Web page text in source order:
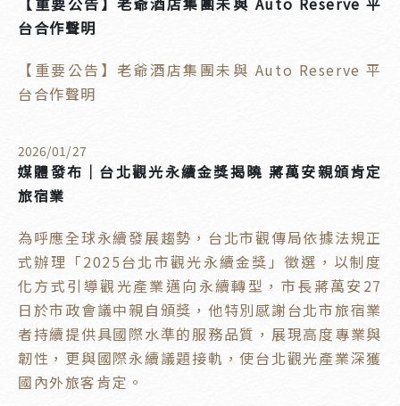
台合作聲明
【重要公告】老爺酒店集團未與 Auto Reserve 平
台合作聲明
2026/01 /27
媒體發布｜台北觀光永續金獎揭曉 蔣萬安親頒肯定
旅宿業
為呼應全球永續發展趨勢，台北市觀傳局依據法規正
式辦理「2025台北市觀光永續金獎」徵選，以制度
化方式引導觀光產業邁向永續轉型，市長蔣萬安27
日於市政會議中親自頒獎，他特別感謝台北市旅宿業
者持續提供具國際水準的服務品質，展現高度專業與
韌性，更與國際永續議題接軌，使台北觀光產業深獲
國內外旅客肯定。